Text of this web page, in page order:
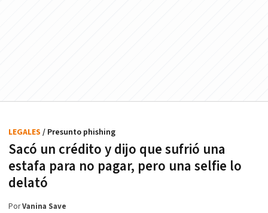
Sacó un crédito y dijo que sufrió una
estafa para no pagar, pero una selfie lo
delató
LEGALES / Presunto phishing
PorVanina Save